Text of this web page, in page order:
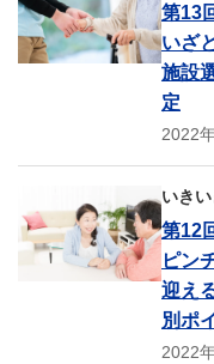
第13
いざ
施設
定
2022
いき
第12
ピン
迎え
別ポ
2022